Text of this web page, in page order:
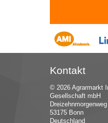
Kontakt
© 2026 Agrarmarkt
Gesellschaft mbH
53175 Bonn
Deutschland